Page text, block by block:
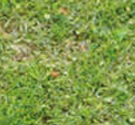
入試情報
オープンキャンパス
TOPICS